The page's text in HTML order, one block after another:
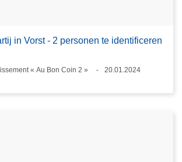
in Vorst - 2 personen te identificeren
« Au Bon Coin 2 »
20.01.2024